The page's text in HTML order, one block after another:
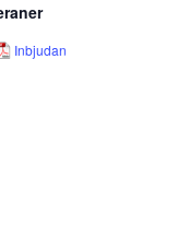
Inbjudan